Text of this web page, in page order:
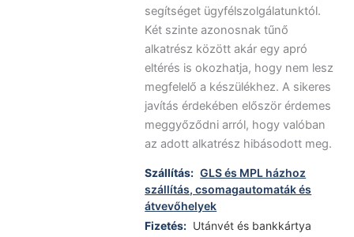
segítséget ügyfélszolgálatunktól.
Két szinte azonosnak tűnő
alkatrész között akár egy apró
eltérés is okozhatja, hogy nem lesz
megfelelő a készülékhez. A sikeres
javítás érdekében először érdemes
meggyőződni arról, hogy valóban
az adott alkatrész hibásodott meg.
Szállítás: GLS és MPL házhoz
szállítás, csomagautomaták és
átvevőhelyek
Fizetés: Utánvét és bankkártya